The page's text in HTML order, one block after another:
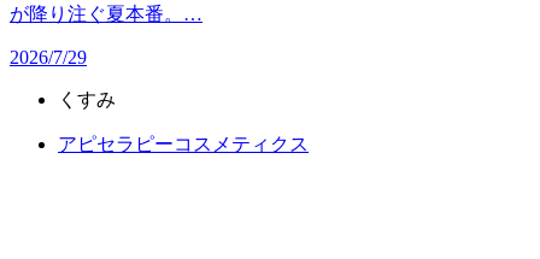
が降り注ぐ夏本番。…
2026/7/29
くすみ
アピセラピーコスメティクス